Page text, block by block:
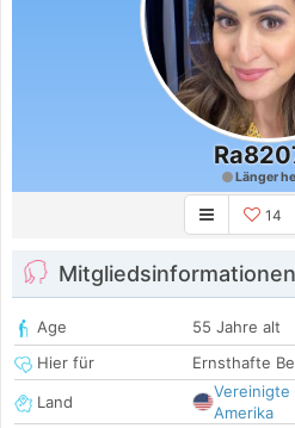
Länger
14
Mitgliedsinformationen
Age
55 Jahre alt
Hier für
Ernsthafte
Land
Vereinigte
Amerika